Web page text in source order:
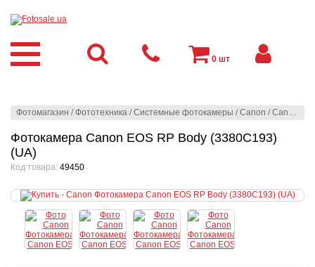
Фотомагазин /Фототехника /Системные фотокамеры /Canon /Canon
Фотокамера Canon EOS RP Body (3380C193)
(UA)
Код товара: 49450
0 шт